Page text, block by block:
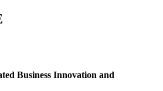
Business Innovation and